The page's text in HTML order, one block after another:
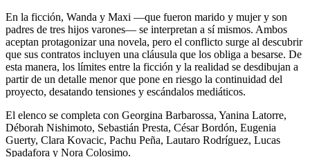
En la ficción, Wanda y Maxi —que fueron marido y mujer y son
padres de tres hijos varones— se interpretan a sí mismos. Ambos
aceptan protagonizar una novela, pero el conflicto surge al descubrir
que sus contratos incluyen una cláusula que los obliga a besarse. De
esta manera, los límites entre la ficción y la realidad se desdibujan a
partir de un detalle menor que pone en riesgo la continuidad del
proyecto, desatando tensiones y escándalos mediáticos.
El elenco se completa con Georgina Barbarossa, Yanina Latorre,
Déborah Nishimoto, Sebastián Presta, César Bordón, Eugenia
Guerty, Clara Kovacic, Pachu Peña, Lautaro Rodríguez, Lucas
Spadafora y Nora Colosimo.